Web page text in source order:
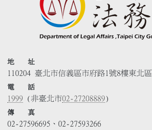
地 址
110204 臺北市信義區市府路1號8樓東北區
電 話
1999 (非臺北市02-27208889)
傳 真
02-27596695、02-27593266